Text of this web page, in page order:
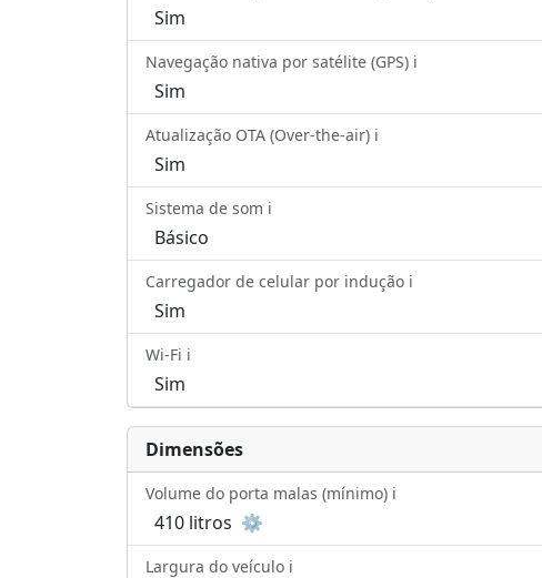
Sim
Navegação nativa por satélite (GPS) ℹ️
Sim
Atualização OTA (Over-the-air) ℹ️
Sim
Sistema de som ℹ️
Básico
Carregador de celular por indução ℹ️
Sim
Wi-Fi ℹ️
Sim
Dimensões
Volume do porta malas (mínimo) ℹ️
410 litros ⚙️
Largura do veículo ℹ️